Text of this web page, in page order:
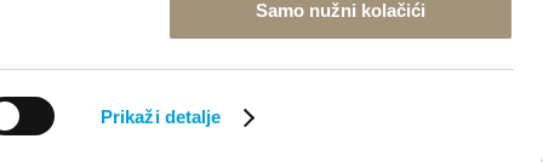
Prikaži detalje
Samo nužni kolačići